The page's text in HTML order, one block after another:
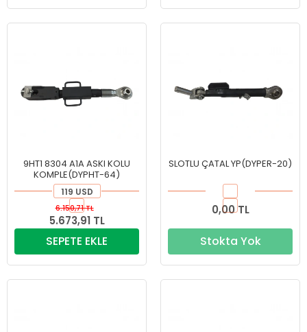
9HT1 8304 A1A ASKI KOLU
KOMPLE(DYPHT-64)
119 USD
5.673,91 TL
6.150,71 TL
SEPETE EKLE
SLOTLU ÇATAL YP(DYPER-20)
0,00 TL
Stokta Yok